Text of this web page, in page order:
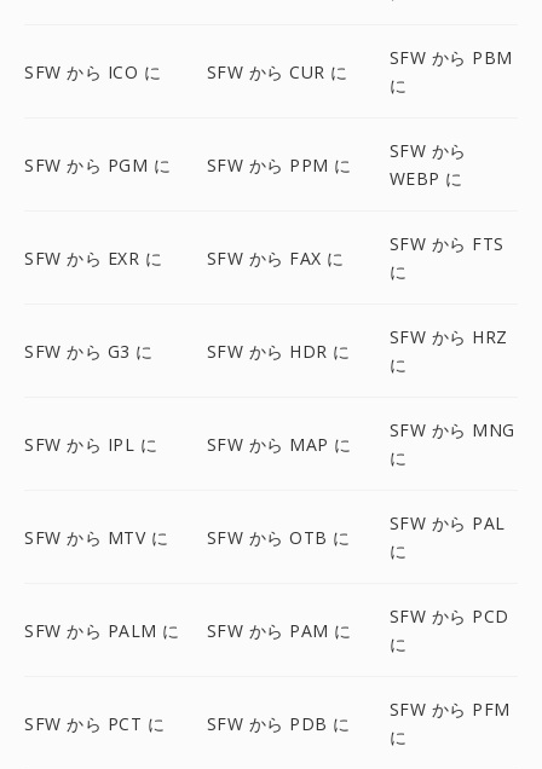
SFW から ICO に SFW から CUR に
SFW から PBM
に
SFW から PGM に SFW から PPM に
SFW から
WEBP に
SFW から EXR に SFW から FAX に
SFW から FTS
に
SFW から G3 に SFW から HDR に
SFW から HRZ
に
SFW から IPL に SFW から MAP に
SFW から MNG
に
SFW から MTV に SFW から OTB に
SFW から PAL
に
SFW から PALM に SFW から PAM に
SFW から PCD
に
SFW から PCT に SFW から PDB に
SFW から PFM
に